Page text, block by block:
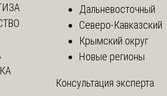
Дальневосточный
Северо-Кавказский
Крымский округ
Новые регионы
Консультация эксперта